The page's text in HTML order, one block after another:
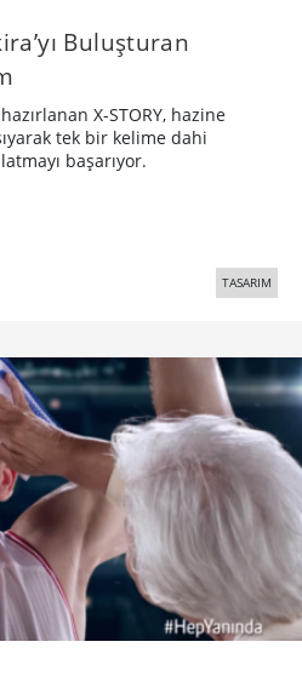
Buluşturan
X-STORY, hazine
tek bir kelime dahi
başarıyor.
TASARIM